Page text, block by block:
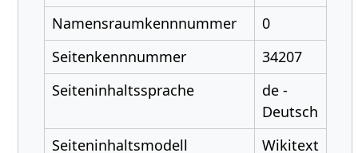
Namensraumkennnummer
0
Seitenkennnummer
34207
Seiteninhaltssprache
de -
Deutsch
Seiteninhaltsmodell
Wikitext